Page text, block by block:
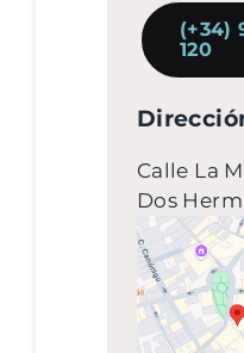
(+34)
120
Calle La
Dos